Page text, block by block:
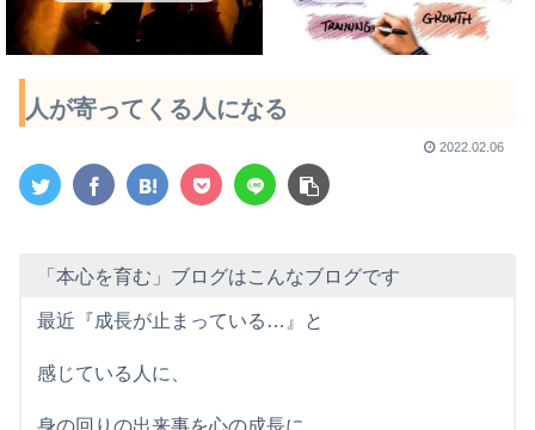
人が寄ってくる人になる
2022.02.06
「本心を育む」ブログはこんなブログです
最近『成長が止まっている…』と
感じている人に、